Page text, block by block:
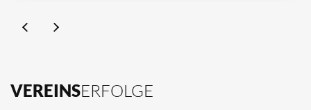
VEREINSERFOLGE